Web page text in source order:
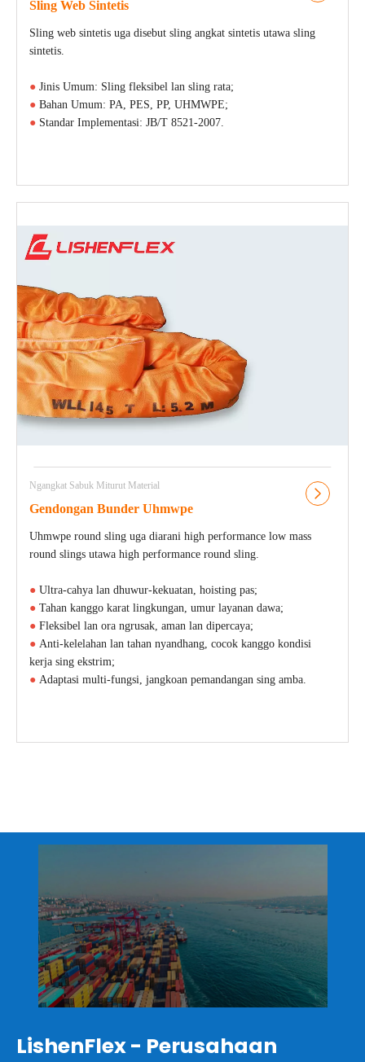
Sling Web Sintetis
Sling web sintetis uga disebut sling angkat sintetis utawa sling
sintetis.
● Jinis Umum: Sling fleksibel lan sling rata;
● Bahan Umum: PA, PES, PP, UHMWPE;
● Standar Implementasi: JB/T 8521-2007.
Ngangkat Sabuk Miturut Material
Gendongan Bunder Uhmwpe
Uhmwpe round sling uga diarani high performance low mass
round slings utawa high performance round sling.
● Ultra-cahya lan dhuwur-kekuatan, hoisting pas;
● Tahan kanggo karat lingkungan, umur layanan dawa;
● Fleksibel lan ora ngrusak, aman lan dipercaya;
● Anti-kelelahan lan tahan nyandhang, cocok kanggo kondisi
kerja sing ekstrim;
● Adaptasi multi-fungsi, jangkoan pemandangan sing amba.
LishenFlex - Perusahaan